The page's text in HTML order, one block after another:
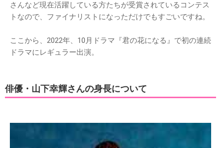
さんなど現在活躍している方たちが受賞されているコンテス
トなので、ファイナリストになっただけでもすごいですね。
ここから、2022年、10月ドラマ『君の花になる』で初の連続
ドラマにレギュラー出演。
俳優・山下幸輝さんの身長について